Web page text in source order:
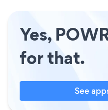
Yes,
for that.
See